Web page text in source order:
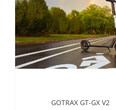
GOTRAX GT-GX V2